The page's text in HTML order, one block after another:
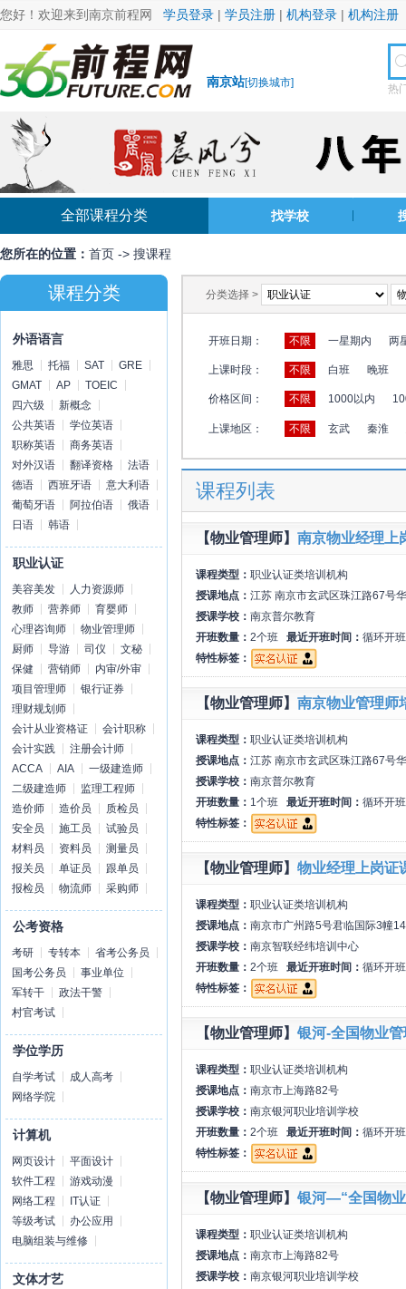
您好！欢迎来到南京前程网 学员登录 | 学员注册 | 机构登录 | 机构注册
南京站[切换城市] 热
全部课程分类 找学校
您所在的位置： 首页 -> 搜课程
课程分类
外语语言
雅思 托福 SAT
GRE
GMAT
AP
TOEIC
四六级
新概念
公共英语
学位英语
职称英语
商务英语
对外汉语
翻译资格
法语
德语
西班牙语
意大利语
葡萄牙语
阿拉伯语
俄语
日语
韩语
职业认证
美容美发
人力资源师
教师
营养师
育婴师
心理咨询师
物业管理师
厨师
导游 司仪
文秘
保健
营销师
内审/外审
项目管理师
银行证券
理财规划师
会计从业资格证
会计职称
会计实践
注册会计师
ACCA
AIA
一级建造师
二级建造师
监理工程师
造价师
造价员
质检员
安全员
施工员
试验员
材料员
资料员
测量员
报关员
单证员
跟单员
报检员
物流师 采购师
公考资格
考研 专转本
省考公务员
国考公务员
事业单位
军转干
政法干警
村官考试
学位学历
自学考试
成人高考
网络学院
计算机
网页设计
平面设计
软件工程
游戏动漫
网络工程
IT认证
等级考试
办公应用
电脑组装与维修
文体才艺
分类选择 >
开班日期： 不限 一星期内 两
上课时段： 不限 白班 晚班
价格区间： 不限 1000以内
上课地区： 不限 玄武 秦淮
课程列表
【物业管理师】 南京物业经理上
课程类型： 职业认证类培训机构
授课地点： 江苏 南京市玄武区珠江路67号
授课学校： 南京普尔教育
开班数量： 2个班 最近开班时间： 循环开班
特性标签：
【物业管理师】 南京物业管理师
课程类型： 职业认证类培训机构
授课地点： 江苏 南京市玄武区珠江路67号
授课学校： 南京普尔教育
开班数量： 1个班 最近开班时间： 循环开班
特性标签：
【物业管理师】 物业经理上岗证
课程类型： 职业认证类培训机构
授课地点： 南京市广州路5号君临国际3幢
授课学校： 南京智联经纬培训中心
开班数量： 2个班 最近开班时间： 循环开班
特性标签：
【物业管理师】 银河-全国物业
课程类型： 职业认证类培训机构
授课地点： 南京市上海路82号
授课学校： 南京银河职业培训学校
开班数量： 2个班 最近开班时间： 循环开班
特性标签：
【物业管理师】 银河—“全国物
课程类型： 职业认证类培训机构
授课地点： 南京市上海路82号
授课学校： 南京银河职业培训学校